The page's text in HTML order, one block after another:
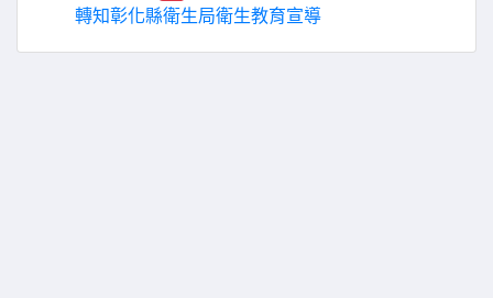
轉知彰化縣衛生局衛生教育宣導